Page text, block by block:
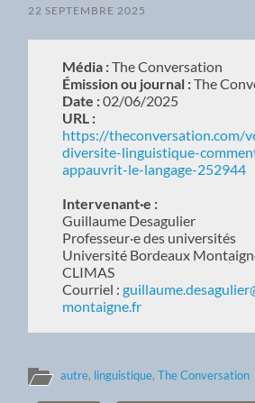
22 SEPTEMBRE 2025
Média :The Conversation
Émission ou journal :The
Date :02/06/2025
URL :
https://theconversation.com/
diversite-linguistique-
appauvrit-le-langage-252944
Intervenant·e :
Guillaume Desagulier
Professeur·e des universités
Université Bordeaux
CLIMAS
Courriel :
montaigne.fr
autre, linguistique,The Conversation